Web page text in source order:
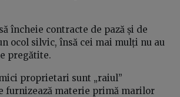
încheie contracte de pază și de
ocol silvic, însă cei mai mulți nu au
pregătite.
proprietari sunt „raiul”
furnizează materie primă marilor